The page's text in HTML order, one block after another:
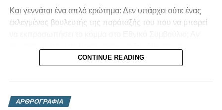
Και γεννάται ένα απλό ερώτημα: Δεν υπάρχει ούτε ένας
εκλεγμένος βουλευτής της παράταξής του που να μπορεί
εμπιστοσύνη των Κυπρίων;
Η πολιτική δεν είναι βίντεο στο TikTok, ούτε παιχνίδι
παραδέχεται ότι δεν είναι σε θέση να ανταποκριθεί στην
CONTINUE READING
ΑΡΘΡΟΓΡΑΦΙΑ